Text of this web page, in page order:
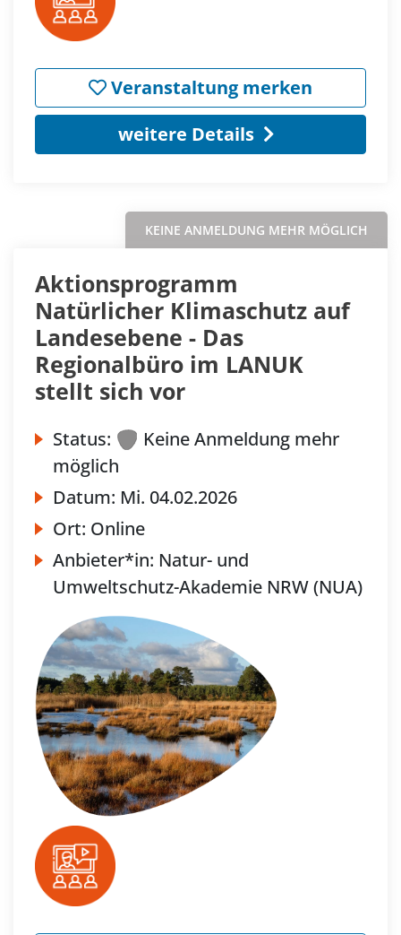
Veranstaltung merken
weitere Details
KEINE ANMELDUNG MEHR MÖGLICH
Aktionsprogramm
Natürlicher Klimaschutz auf
Landesebene - Das
Regionalbüro im LANUK
stellt sich vor
Status:
Keine Anmeldung mehr
möglich
Datum: Mi. 04.02.2026
Ort: Online
Anbieter*in: Natur- und
Umweltschutz-Akademie NRW (NUA)